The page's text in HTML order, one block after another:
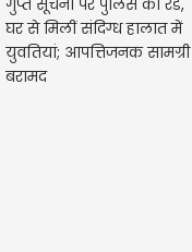
गुप्त सूचना पर पुलिस की रेड,
घर से मिलीं संदिग्ध हालात में
युवतियां; आपत्तिजनक सामग्री
बरामद